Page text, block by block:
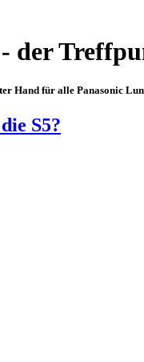
der
Hand für alle Panasonic
S5?